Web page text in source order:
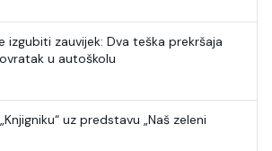
izgubiti zauvijek: Dva teška prekršaja
u autoškolu
uz predstavu „Naš zeleni